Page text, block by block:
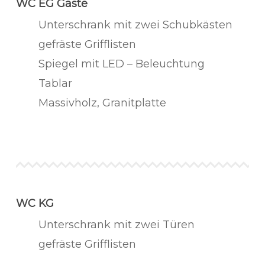
WC EG Gäste
Unterschrank mit zwei Schubkästen
gefräste Grifflisten
Spiegel mit LED – Beleuchtung
Tablar
Massivholz, Granitplatte
WC KG
Unterschrank mit zwei Türen
gefräste Grifflisten